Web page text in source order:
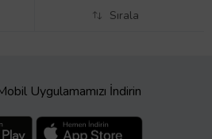
Sırala
Uygulamamızı İndirin